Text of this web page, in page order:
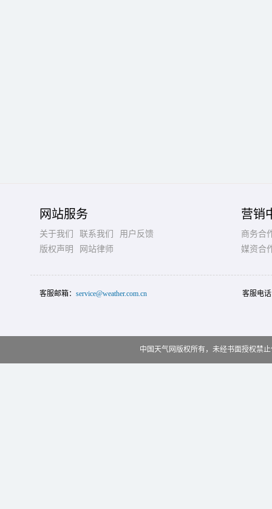
网站服务
关于我们 联系我们
用户反馈
版权声明
网站律师
营销
商务合
媒资合
客服邮箱： service@weather.com.cn 客服电
中国天气网版权所有，未经书面授权